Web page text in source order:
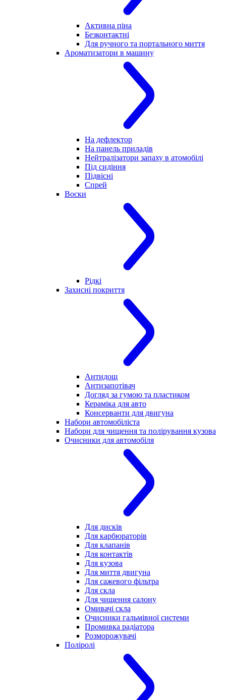
Активна піна
Безконтактні
Для ручного та портального миття
Ароматизатори в машину
На дефлектор
На панель приладів
Нейтралізатори запаху в атомобілі
Під сидіння
Підвісні
Спрей
Воски
Рідкі
Захисні покриття
Антидощ
Антизапотівач
Догляд за гумою та пластиком
Кераміка для авто
Консерванти для двигуна
Набори автомобіліста
Набори для чищення та полірування кузова
Очисники для автомобіля
Для дисків
Для карбюраторів
Для клапанів
Для контактів
Для кузова
Для миття двигуна
Для сажевого фільтра
Для скла
Для чищення салону
Омивачі скла
Очисники гальмівної системи
Промивка радіатора
Розморожувачі
Поліролі